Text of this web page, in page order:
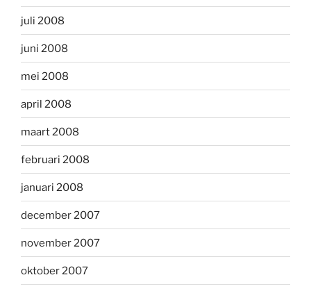
juli 2008
juni 2008
mei 2008
april 2008
maart 2008
februari 2008
januari 2008
december 2007
november 2007
oktober 2007